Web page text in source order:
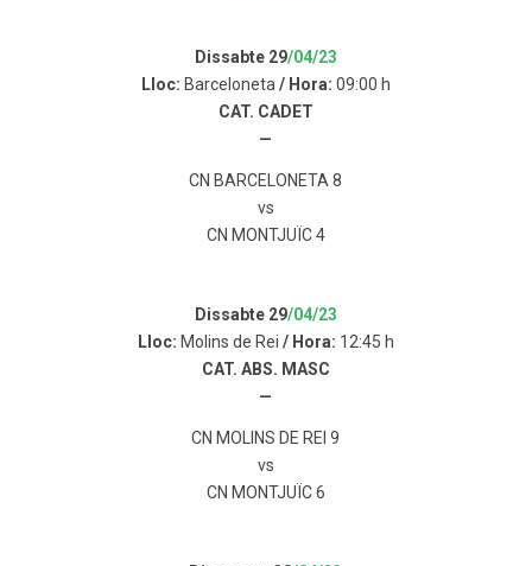
Dissabte 29/04/23
Lloc: Barceloneta/ Hora: 09:00 h
CAT. CADET
—
CN BARCELONETA 8
vs
CN MONTJUÏC 4
Dissabte 29/04/23
Lloc: Molins de Rei / Hora: 12:45 h
CAT. ABS. MASC
—
CN MOLINS DE REI 9
vs
CN MONTJUÏC 6